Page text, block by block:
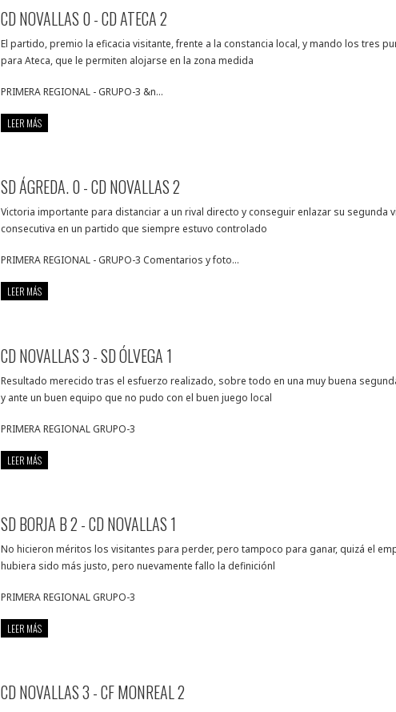
CD NOVALLAS 0 - CD ATECA 2
El partido, premio la eficacia visitante, frente a la constancia local, y mando los tres
para Ateca, que le permiten alojarse en la zona medida
PRIMERA REGIONAL - GRUPO-3 &n...
LEER MÁS
SD ÁGREDA. 0 - CD NOVALLAS 2
Victoria importante para distanciar a un rival directo y conseguir enlazar su segunda
consecutiva en un partido que siempre estuvo controlado
PRIMERA REGIONAL - GRUPO-3 Comentarios y foto...
LEER MÁS
CD NOVALLAS 3 - SD ÓLVEGA 1
Resultado merecido tras el esfuerzo realizado, sobre todo en una muy buena
y ante un buen equipo que no pudo con el buen juego local
PRIMERA REGIONAL GRUPO-3
LEER MÁS
SD BORJA B 2 - CD NOVALLAS 1
No hicieron méritos los visitantes para perder, pero tampoco para ganar, quizá el
hubiera sido más justo, pero nuevamente fallo la definiciónl
PRIMERA REGIONAL GRUPO-3
LEER MÁS
CD NOVALLAS 3 - CF MONREAL 2